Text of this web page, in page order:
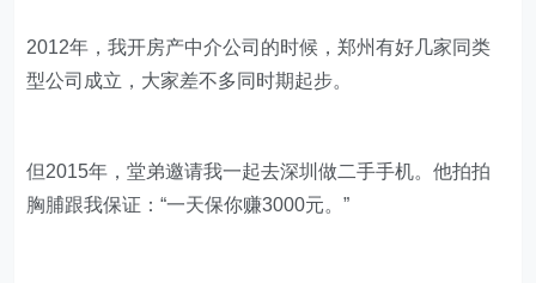
进入电商行业。当时和我一起上班的一位厨师想开淘宝
店，但是苦于要交2000元的押金，来问我的意见。我自
厨师朋友听了我的意见，继续颠勺炒菜去了。至今我都没